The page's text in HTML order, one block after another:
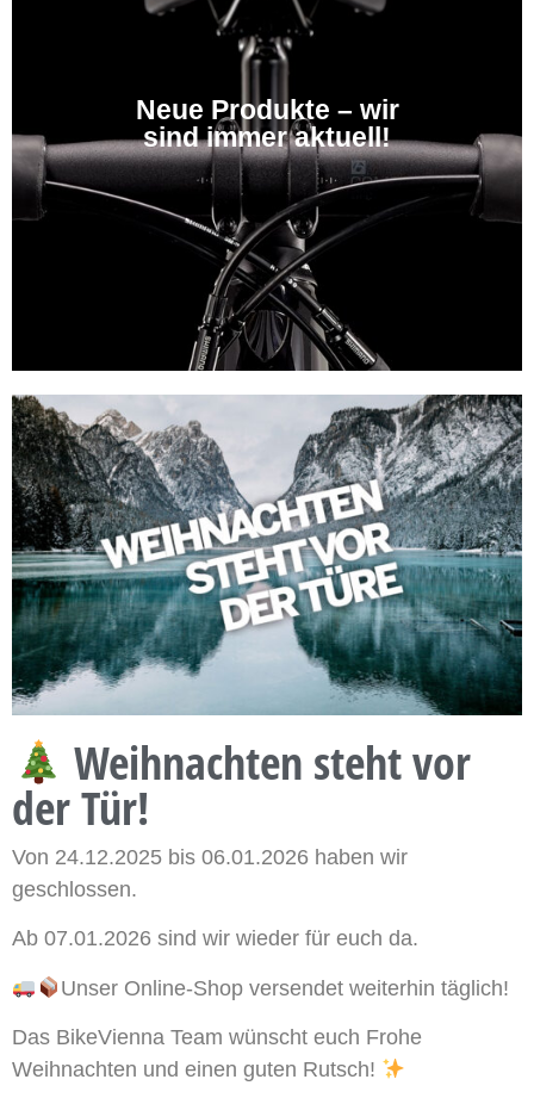
Neue Produkte – wir
sind immer aktuell!
Weihnachten steht vor
der Tür!
Von 24.12.2025 bis 06.01.2026 haben wir
geschlossen.
Ab 07.01.2026 sind wir wieder für euch da.
Unser Online-Shop versendet weiterhin täglich!
Das BikeVienna Team wünscht euch Frohe
Weihnachten und einen guten Rutsch!